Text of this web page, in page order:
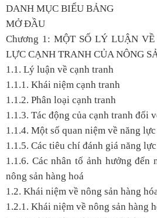
DANH MỤC BIỂU BẢNG
MỞ ĐẦU
Chương 1: MỘT SỐ LÝ LUẬN
LỰC CẠNH TRANH CỦA NÔNG
1.1. Lý luận về cạnh tranh
1.1.1. Khái niệm cạnh tranh
1.1.2. Phân loại cạnh tranh
1.1.3. Tác động của cạnh tranh đối
1.1.4. Một số quan niệm về năng
1.1.5. Các tiêu chí đánh giá năng
1.1.6. Các nhân tố ảnh hưởng đến
nông sản hàng hoá
1.2. Khái niệm về nông sản hàng
1.2.1. Khái niệm về nông sản hàng